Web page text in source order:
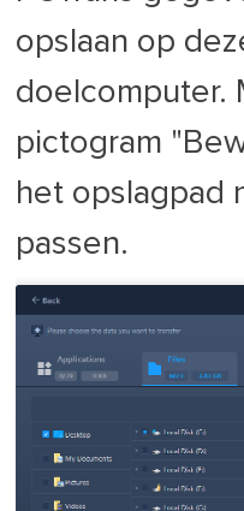
opslaan op
doelcomputer.
pictogram
het opslagpad
passen.